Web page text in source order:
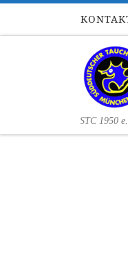
Zum Inhalt springen
STC 1950